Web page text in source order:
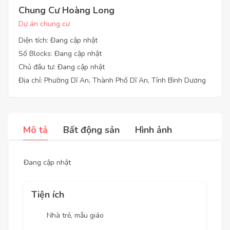
Chung Cư Hoàng Long
Dự án chung cư
Diện tích: Đang cập nhật
Số Blocks: Đang cập nhật
Chủ đầu tư: Đang cập nhật
Địa chỉ: Phường Dĩ An, Thành Phố Dĩ An, Tỉnh Bình Dương
Mô tả Bất động sản Hình ảnh
Đang cập nhật
Tiện ích
Nhà trẻ, mẫu giáo